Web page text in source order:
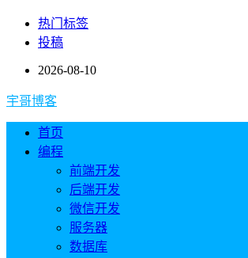
热门标签
投稿
2026-08-10
宇哥博客
首页
编程
前端开发
后端开发
微信开发
服务器
数据库